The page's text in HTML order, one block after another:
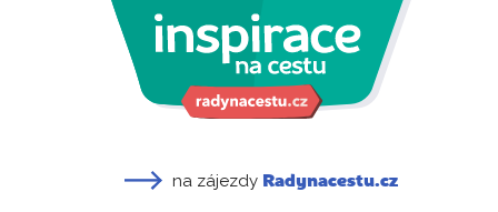
na zájezdy Radynacestu.cz